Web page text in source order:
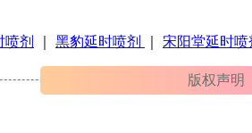
喷剂 黑豹延时喷剂 宋阳堂延时喷
版权声明